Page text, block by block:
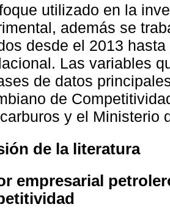
utilizado en la
además se
desde el 2013
Las variables
de datos
de
y el Ministerio
de la literatura
empresarial